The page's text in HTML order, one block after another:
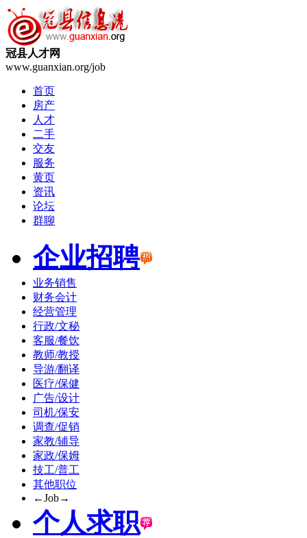
冠县人才网
www.guanxian.org/job
首页
房产
人才
二手
交友
服务
黄页
资讯
论坛
群聊
企业招聘
业务销售
财务会计
经营管理
行政/文秘
客服/餐饮
教师/教授
导游/翻译
医疗/保健
广告/设计
司机/保安
调查/促销
家教/辅导
家政/保姆
技工/普工
其他职位
←Job→
个人求职